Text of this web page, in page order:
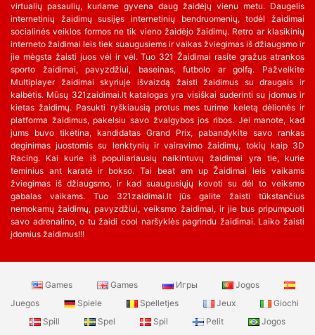
virtualių pasaulių, kuriame gyvena daug žaidėjų vienu metu. Daugelis
internetinių žaidimų susijęs internetinių bendruomenių, todėl žaidimai
socialinės veiklos formos ne tik vieno žaidėjo žaidimų. Retro ar klasikinių
interneto žaidimai leis tiek suaugusiems ir vaikas žviegimas iš džiaugsmo ir
jie mėgsta žaisti juos vėl ir vėl. Tuo 321 Žaidimai rasite gražus atrankos
sporto žaidimai, pavyzdžiui, baseinas, futbolo ar golfą. Pažvelkite
Multiplayer žaidimai skyriuje išvaizdą žaisti žaidimus su draugais ir
kalbėtis. Mūsų 321zaidimai.lt katalogas yra visiškai suderinti su įdomus ir
kietas žaidimų. Pasukti ryškiausią protus mes turime keletą dėlionės ir
platforma žaidimus, pakelsiu savo žvalgybos jos ribos. Jei manote, kad
jums buvo tikėtina, kandidatas Grand Prix, pabandykite savo rankas
deginimas juostomis su lenktynių ir vairavimo žaidimų, tokių kaip 3D
Racing. Kai kurie iš populiariausių naikintuvų žaidimai yra tie, kurie
teminius ant karatė ir bokso. Tai beat em up Žaidimai leis vaikams
žviegimas iš džiaugsmo, ir kad suaugusiųjų kovoti su dėl to veiksmo
gabalas vaikams. Tuo 321zaidimai.lt jūs galite žaisti tūkstančius
nemokamų žaidimų, pavyzdžiui, veiksmo žaidimai, ir jie bus pripumpuoti
savo adrenalino, o tu žaidi cool naršyklės pagrindu žaidimai. Laiko žaisti
įdomius žaidimus!!!
Games Games Игры
Jogos
Juegos
Spiele Spelletjes Jeux
Giochi
Spill
Spel Spil Pelit
Jogos